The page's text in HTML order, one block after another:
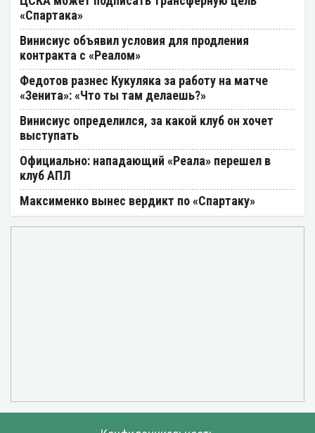
«Спартака»
Винисиус объявил условия для продления
контракта с «Реалом»
Федотов разнес Кукуляка за работу на матче
«Зенита»: «Что ты там делаешь?»
Винисиус определился, за какой клуб он хочет
выступать
Официально: нападающий «Реала» перешел в
клуб АПЛ
Максименко вынес вердикт по «Спартаку»